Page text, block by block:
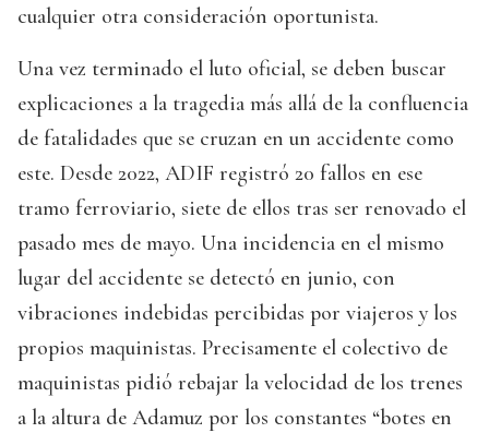
cualquier otra consideración oportunista.
Una vez terminado el luto oficial, se deben buscar
explicaciones a la tragedia más allá de la confluencia
de fatalidades que se cruzan en un accidente como
este. Desde 2022, ADIF registró 20 fallos en ese
tramo ferroviario, siete de ellos tras ser renovado el
pasado mes de mayo. Una incidencia en el mismo
lugar del accidente se detectó en junio, con
vibraciones indebidas percibidas por viajeros y los
propios maquinistas. Precisamente el colectivo de
maquinistas pidió rebajar la velocidad de los trenes
a la altura de Adamuz por los constantes “botes en